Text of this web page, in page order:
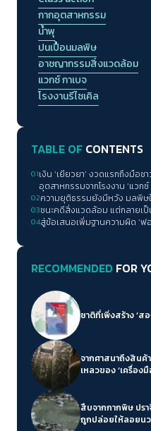
กากอุตสาหกรรม
น้ำพุ
ปนเปื้อนมลพิษ
อาชญากรรมสิ่งแวดล้อม
แวกซ์ กาเบจ
โรงงานรีไซเคิล
TABLE OF CONTENTS
01เงิน ‘เยียวยา’ งวดแรกถึงมือ
อุตสาหกรรมจากโรงงาน ‘แวกซ์
02ความยุติธรรมยังมีหวัง มลพิ
03ชนะคดีสิ่งแวดล้อม แต่กลายเ
04สู่ข้อเสนอเพิ่มฐานความผิด ‘
RECOMMENDED FOR
ชาติที่เพิ่งสร้าง ‘ส
จากศาสนาถึงสินค้าแบรนด์เนม ค
เหลวของ ‘เครื่อง
สืบจากกากพิษ ปรา
ถูกปล่อยให้ลอยน